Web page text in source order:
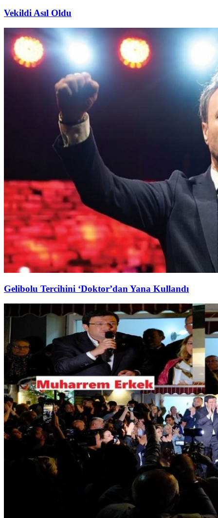
Vekildi Asıl Oldu
Gelibolu Tercihini ‘Doktor’dan Yana Kullandı